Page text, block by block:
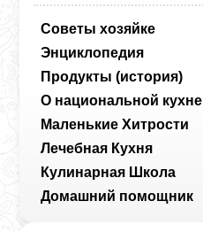
Советы хозяйке
Энциклопедия
Продукты (история)
О национальной кухне
Маленькие Хитрости
Лечебная Кухня
Кулинарная Школа
Домашний помощник